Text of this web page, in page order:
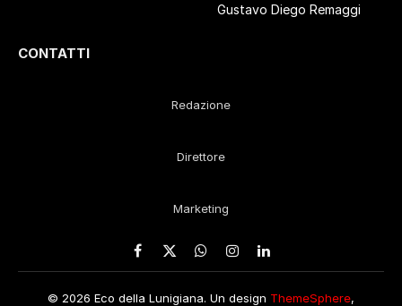
Gustavo Diego Remaggi
CONTATTI
Redazione
Direttore
Marketing
Facebook
X
WhatsApp
Instagram
LinkedIn
© 2026 Eco della Lunigiana. Un design ThemeSphere,